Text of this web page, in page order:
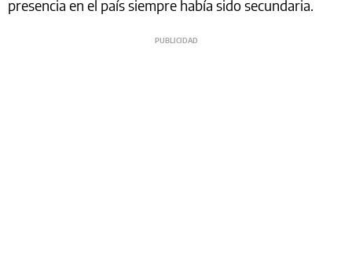
presencia en el país siempre había sido secundaria.